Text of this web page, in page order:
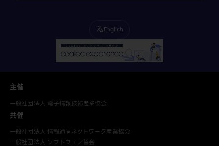
translateEnglish
主催
一般社団法人 電子情報技術産業協会
共催
一般社団法人 情報通信ネットワーク産業協会
一般社団法人 ソフトウェア協会